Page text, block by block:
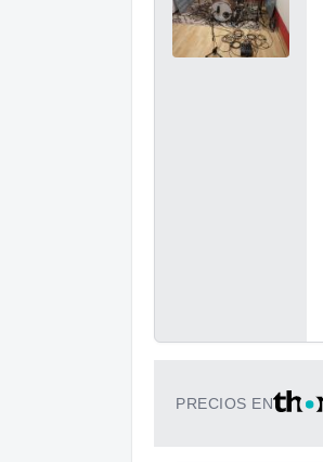
PRECIOS EN